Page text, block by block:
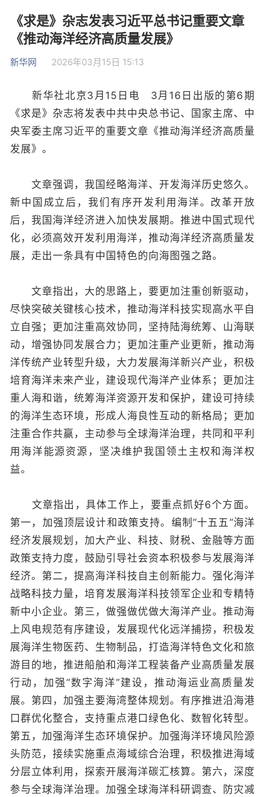
《求是》杂志发表习近平总书记重要文章
《推动海洋经济高质量发展》
新华网 2026年03月15日 15:13
新华社北京3月15日电 3月16日出版的第6期
《求是》杂志将发表中共中央总书记、国家主席、中
央军委主席习近平的重要文章《推动海洋经济高质量
发展》。
文章强调，我国经略海洋、开发海洋历史悠久。
新中国成立后，我们有序开发利用海洋。改革开放
后，我国海洋经济进入加快发展期。推进中国式现代
化，必须高效开发利用海洋，推动海洋经济高质量发
展，走出一条具有中国特色的向海图强之路。
文章指出，大的思路上，要更加注重创新驱动，
尽快突破关键核心技术，推动海洋科技实现高水平自
立自强；更加注重高效协同，坚持陆海统筹、山海联
动，增强协同发展合力；更加注重产业更新，推动海
洋传统产业转型升级，大力发展海洋新兴产业，积极
培育海洋未来产业，建设现代海洋产业体系；更加注
重人海和谐，统筹海洋资源开发和保护，建设可持续
的海洋生态环境，形成人海良性互动的新格局；更加
注重合作共赢，主动参与全球海洋治理，共同和平利
用海洋能源资源，坚决维护我国领土主权和海洋权
益。
文章指出，具体工作上，要重点抓好6个方面。
第一，加强顶层设计和政策支持。编制“十五五”海洋
经济发展规划，加大产业、科技、财税、金融等方面
政策支持力度，鼓励引导社会资本积极参与发展海洋
经济。第二，提高海洋科技自主创新能力。强化海洋
战略科技力量，培育发展海洋科技领军企业和专精特
新中小企业。第三，做强做优做大海洋产业。推动海
上风电规范有序建设，发展现代化远洋捕捞，积极发
展海洋生物医药、生物制品，打造海洋特色文化和旅
游目的地，推进船舶和海洋工程装备产业高质量发展
行动，加强“数字海洋”建设，推动海运业高质量发
展。第四，加强主要海湾整体规划。有序推进沿海港
口群优化整合，支持重点港口绿色化、数智化转型。
第五，加强海洋生态环境保护。加强海洋环境风险源
头防范，接续实施重点海域综合治理，积极推进海域
分层立体利用，探索开展海洋碳汇核算。第六，深度
参与全球海洋治理。加强全球海洋科研调查、防灾减